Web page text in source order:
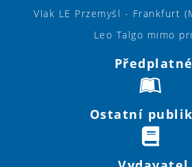
Vlak LE Przemyśl - Frankfurt
Leo Talgo mimo
Předplatné
Ostatní